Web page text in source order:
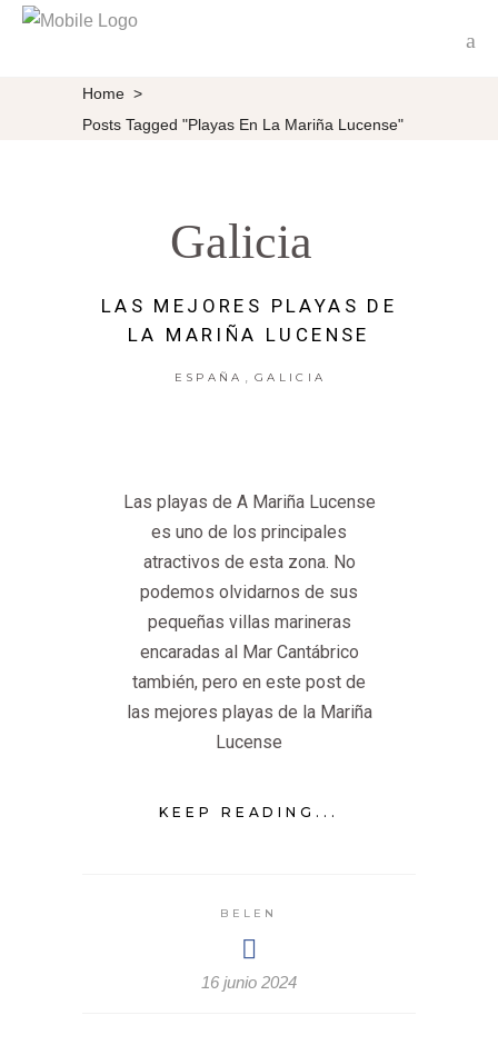
Home >
Posts Tagged "Playas En La Mariña Lucense"
Galicia
LAS MEJORES PLAYAS DE
LA MARIÑA LUCENSE
ESPAÑA GALICIA
Las playas de A Mariña Lucense
es uno de los principales
atractivos de esta zona. No
podemos olvidarnos de sus
pequeñas villas marineras
encaradas al Mar Cantábrico
también, pero en este post de
las mejores playas de la Mariña
Lucense
KEEP READING...
BELEN
16 junio 2024